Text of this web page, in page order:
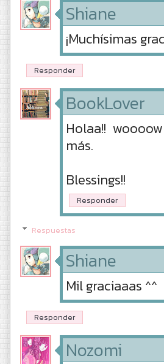
Shiane
¡Muchísimas
Responder
BookLover
Holaa!!
más.
Blessings!!
Responder
Respuestas
Shiane
Mil graciaaas ^^
Responder
Nozomi